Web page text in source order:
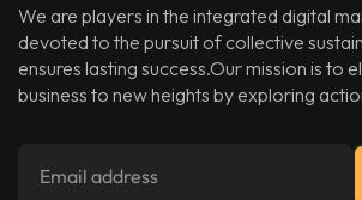
We are players in the integrated digital
devoted to the pursuit of collective
ensures lasting success.Our mission is to
business to new heights by exploring